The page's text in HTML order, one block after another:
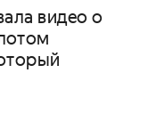
видео о